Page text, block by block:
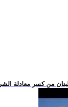
لبنان من كسر معادلة